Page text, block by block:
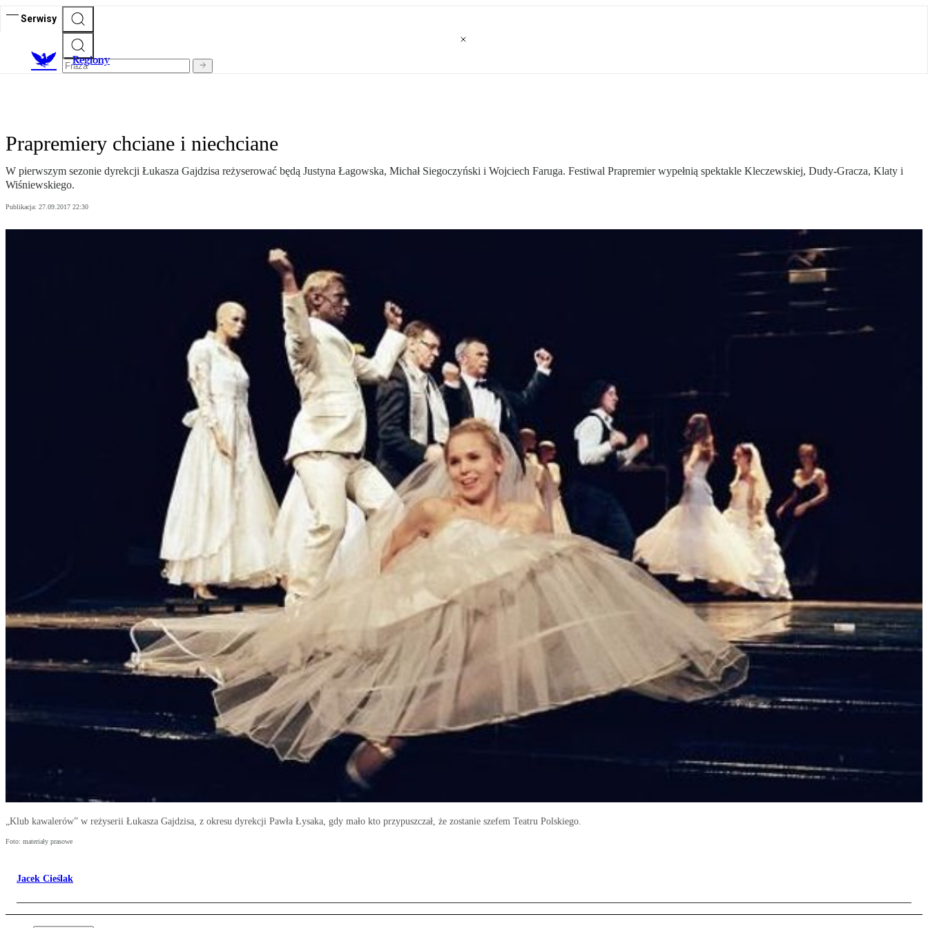
Serwisy
Regiony
Prapremiery chciane i niechciane
W pierwszym sezonie dyrekcji Łukasza Gajdzisa reżyserować będą Justyna Łagowska, Michał Siegoczyński i Wojciech Faruga. Festiwal Prapremier wypełnią spektakle Kleczewskiej, Dudy-Gracza, Klaty i
Wiśniewskiego.
Publikacja: 27.09.2017 22:30
„Klub kawalerów” w reżyserii Łukasza Gajdzisa, z okresu dyrekcji Pawła Łysaka, gdy mało kto przypuszczał, że zostanie szefem Teatru Polskiego.
Foto: materiały prasowe
Jacek Cieślak